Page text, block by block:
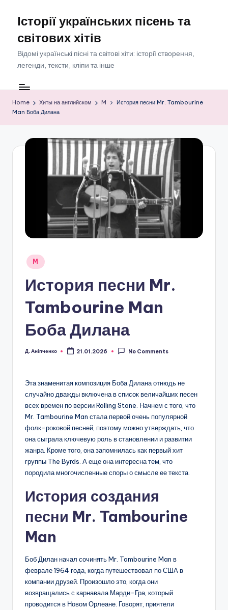
content
Історії українських пісень та
світових хітів
Відомі українські пісні та світові хіти: історії створення,
легенди, тексти, кліпи та інше
Home Хиты на английском M
История песни Mr. Tambourine
Man Боба Дилана
Posted
in
M
История песни Mr.
Tambourine Man
Боба Дилана
Posted
Д. Аніпченко 21.01.2026 No Comments
Эта знаменитая композиция Боба Дилана отнюдь не
случайно дважды включена в список величайших песен
всех времен по версии Rolling Stone. Начнем с того, что
Mr. Tambourine Man стала первой очень популярной
фолк-роковой песней, поэтому можно утверждать, что
она сыграла ключевую роль в становлении и развитии
жанра. Кроме того, она запомнилась как первый хит
группы The Byrds. А еще она интересна тем, что
породила многочисленные споры о смысле ее текста.
История создания
песни Mr. Tambourine
Man
Боб Дилан начал сочинять Mr. Tambourine Man в
феврале 1964 года, когда путешествовал по США в
компании друзей. Произошло это, когда они
возвращались с карнавала Марди-Гра, который
проводится в Новом Орлеане. Говорят, приятели